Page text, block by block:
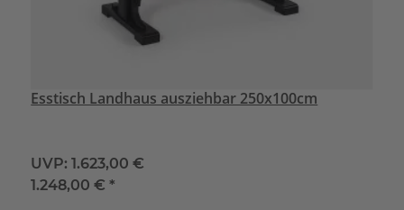
Esstisch Landhaus ausziehbar 250x100cm
UVP: 1.623,00 €
1.248,00 €*